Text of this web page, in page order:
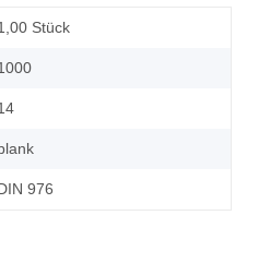
Stück
976